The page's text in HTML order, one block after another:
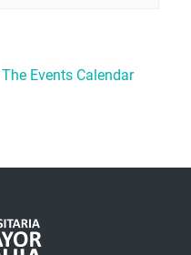
The Events Calendar